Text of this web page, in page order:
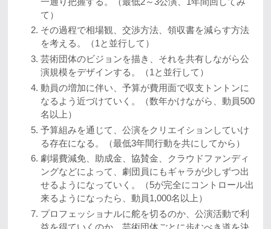
て）
その過程で相場観、交渉方法、領収書を減らす方法
を考える。（1と並行して）
芸術団体のビジョンを描き、それを共有しながら公
演規模をデザインする。（1と並行して）
動員の増加に伴い、予算が費用面で収支トントンに
なるよう近づけていく。（数年かけながら、動員500
名以上）
予算組みを通じて、公演をクリエイションしていけ
る存在になる。（最低3年間行動を共にしてから）
劇場費減免、助成金、協賛金、クラウドファンディ
ングなどによって、劇団員にもギャラが少しずつ出
せるようになっていく。（5が完全にコントロール出
来るようになったら、動員1,000名以上）
プロフェッショナルに舵を切るのか、公演活動で利
益を得ていくのか、芸術団体ごとに歩むべき道を決